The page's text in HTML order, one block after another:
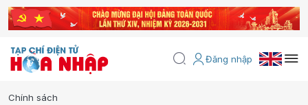
Đăng nhập
Chính sách